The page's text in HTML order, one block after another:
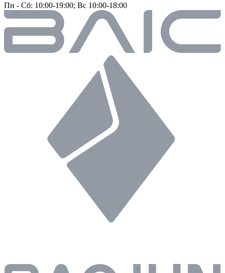
Пн - Сб: 10:00-19:00; Вс 10:00-18:00